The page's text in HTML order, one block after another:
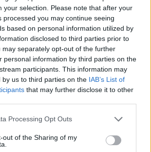
your selection. Please note that after your
processed you may continue seeing
based on personal information utilized by
disclosed to third parties prior to
may separately opt-out of the further
personal information by third parties on the
participants. This information may
by us to third parties on the IAB’s List of
that may further disclose it to other
Processing Opt Outs
out of the Sharing of my
καρτών sim και ηλεκτρονικών
φορητός υπολογιστής, κλπ),
κινητών τηλεφώνων
και άδεια οδήγησης,
και βιβλιαρίων διαφόρων
ινδικής κάνναβης.